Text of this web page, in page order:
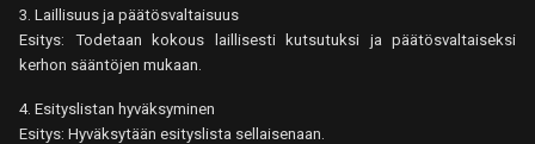
3. Laillisuus ja päätösvaltaisuus
Esitys: Todetaan kokous laillisesti kutsutuksi ja päätösvaltaiseksi
kerhon sääntöjen mukaan.
4. Esityslistan hyväksyminen
Esitys: Hyväksytään esityslista sellaisenaan.